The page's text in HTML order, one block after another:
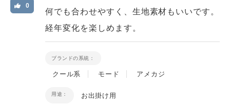
0
何でも合わせやすく、生地素材もいいです。
経年変化を楽しめます。
ブランドの系統：
クール系 モード アメカジ
用途： お出掛け用